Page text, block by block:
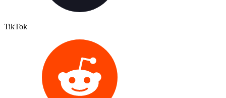
TikTok